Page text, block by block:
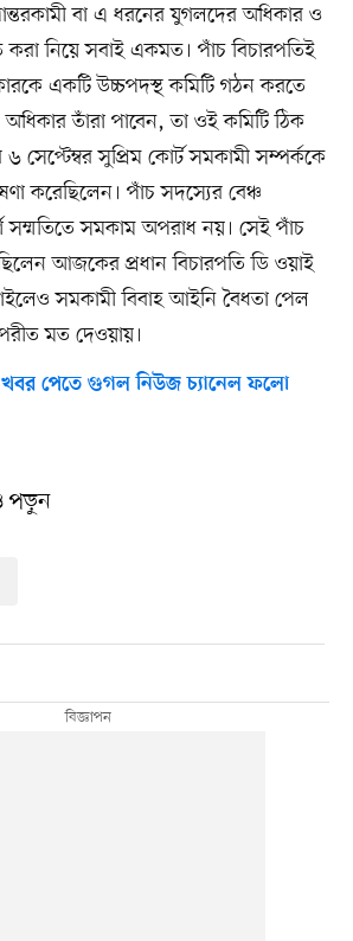
বা এ ধরনের যুগলদের অধিকার ও
করা নিয়ে সবাই একমত। পাঁচ বিচারপতিই
একটি উচ্চপদস্থ কমিটি গঠন করতে
তাঁরা পাবেন, তা ওই কমিটি ঠিক
সেপ্টেম্বর সুপ্রিম কোর্ট সমকামী সম্পর্ককে
করেছিলেন। পাঁচ সদস্যের বেঞ্চ
সম্মতিতে সমকাম অপরাধ নয়। সেই পাঁচ
আজকের প্রধান বিচারপতি ডি ওয়াই
সমকামী বিবাহ আইনি বৈধতা পেল
মত দেওয়ায়।
পেতে গুগল নিউজ চ্যানেল ফলো
পড়ুন